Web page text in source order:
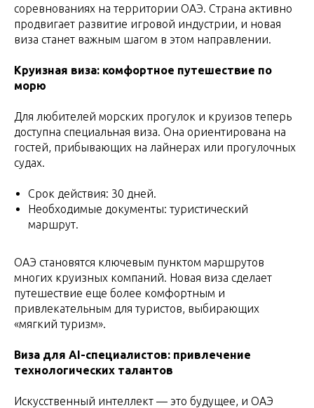
соревнованиях на территории ОАЭ. Страна активно
продвигает развитие игровой индустрии, и новая
виза станет важным шагом в этом направлении.
Круизная виза: комфортное путешествие по
морю
Для любителей морских прогулок и круизов теперь
доступна специальная виза. Она ориентирована на
гостей, прибывающих на лайнерах или прогулочных
судах.
Срок действия: 30 дней.
Необходимые документы: туристический
маршрут.
ОАЭ становятся ключевым пунктом маршрутов
многих круизных компаний. Новая виза сделает
путешествие еще более комфортным и
привлекательным для туристов, выбирающих
«мягкий туризм».
Виза для AI-специалистов: привлечение
технологических талантов
Искусственный интеллект — это будущее, и ОАЭ